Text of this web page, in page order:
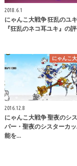
2018.6.1
にゃんこ大戦争 狂乱のユ
『狂乱のネコ耳ユキ』の
にゃんこ
2016.12.8
にゃんこ大戦争 聖夜のシ
パー・聖夜のシスターカ
能を…